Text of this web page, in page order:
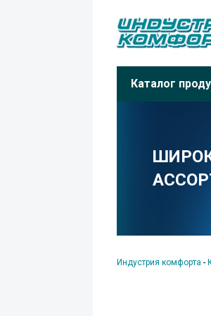
Каталог
Индустрия комфорта -